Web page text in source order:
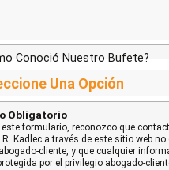
Conoció Nuestro Bufete?
Obligatorio
formulario, reconozco que
R. Kadlec a través de este sitio web no
cliente, y que cualquier
por el privilegio abogado-